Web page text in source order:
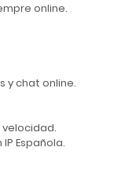
online.
y chat online.
Española.